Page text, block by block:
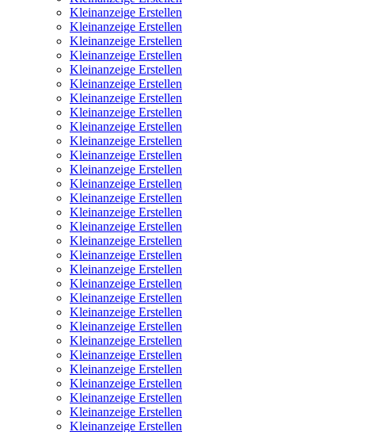
Kleinanzeige Erstellen
Kleinanzeige Erstellen
Kleinanzeige Erstellen
Kleinanzeige Erstellen
Kleinanzeige Erstellen
Kleinanzeige Erstellen
Kleinanzeige Erstellen
Kleinanzeige Erstellen
Kleinanzeige Erstellen
Kleinanzeige Erstellen
Kleinanzeige Erstellen
Kleinanzeige Erstellen
Kleinanzeige Erstellen
Kleinanzeige Erstellen
Kleinanzeige Erstellen
Kleinanzeige Erstellen
Kleinanzeige Erstellen
Kleinanzeige Erstellen
Kleinanzeige Erstellen
Kleinanzeige Erstellen
Kleinanzeige Erstellen
Kleinanzeige Erstellen
Kleinanzeige Erstellen
Kleinanzeige Erstellen
Kleinanzeige Erstellen
Kleinanzeige Erstellen
Kleinanzeige Erstellen
Kleinanzeige Erstellen
Kleinanzeige Erstellen
Kleinanzeige Erstellen